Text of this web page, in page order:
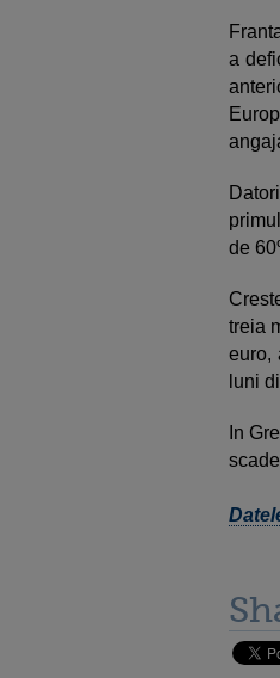
a
de
treia
euro,
luni
In